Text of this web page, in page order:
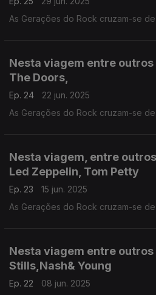
As Gerações do Rock cruzam-se
Nesta viagem entre outros
The Doors,
Ep. 24
22 jun. 2025
As Gerações do Rock cruzam-se
Nesta viagem, entre
Led Zeppelin, Tom Petty
Ep. 23
15 jun. 2025
As Gerações do Rock cruzam-se
Nesta viagem entre outros
Stills,Nash& Young
Ep. 22
08 jun. 2025